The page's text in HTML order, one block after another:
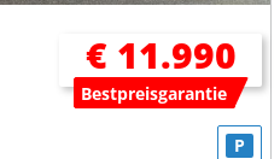
€ 11.990
Bestpreisgarantie
P